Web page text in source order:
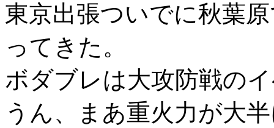
東京出張ついでに秋葉
ってきた。
ボダブレは大攻防戦の
うん、まあ重火力が大